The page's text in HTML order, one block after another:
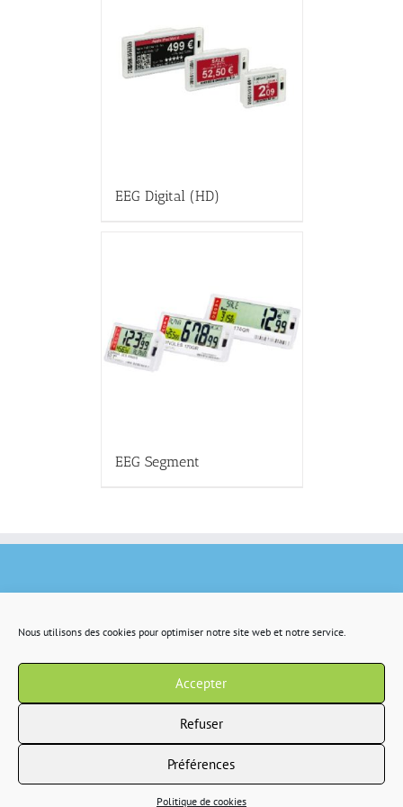
Nous utilisons des cookies pour optimiser notre site web et notre service.
Accepter
Refuser
Préférences
Politique de cookies
EEG Digital (HD)
EEG Segment
Copyright 2022 IR2S tous droits résservés |CGV|